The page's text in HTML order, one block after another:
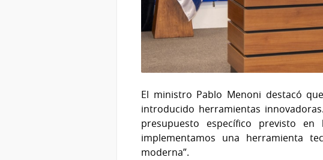
El ministro Pablo Menoni destacó
introducido herramientas
presupuesto específico previsto
implementamos una herramienta
moderna”.